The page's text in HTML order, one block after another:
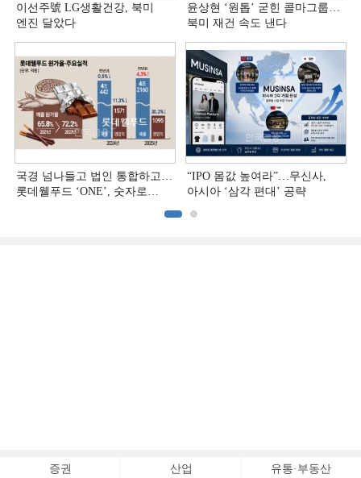
이선주號 LG생활건강, 북미
엔진 달았다
윤상현 ‘원톱ʼ 굳힌 콜마그룹…
북미 재건 속도 낸다
국경 넘나들고 법인 통합하고…
롯데웰푸드 ‘ONE’, 숫자로
“IPO 몸값 높여라”…무신사,
아시아 ‘삼각 편대’ 공략
증권 산업 유통·부동산